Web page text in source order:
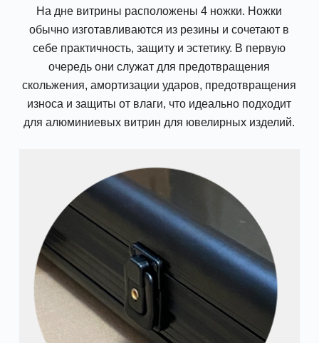
На дне витрины расположены 4 ножки. Ножки
обычно изготавливаются из резины и сочетают в
себе практичность, защиту и эстетику. В первую
очередь они служат для предотвращения
скольжения, амортизации ударов, предотвращения
износа и защиты от влаги, что идеально подходит
для алюминиевых витрин для ювелирных изделий.